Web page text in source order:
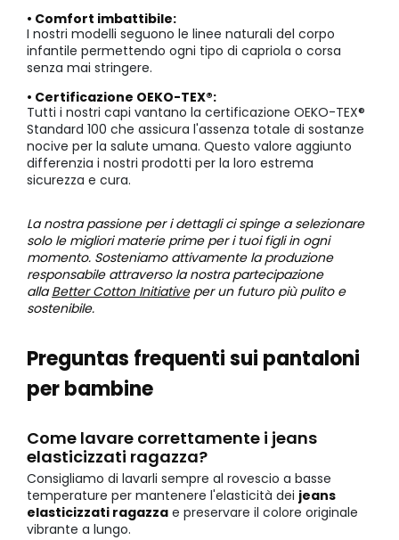
• Comfort imbattibile:
I nostri modelli seguono le linee naturali del corpo
infantile permettendo ogni tipo di capriola o corsa
senza mai stringere.
• Certificazione OEKO-TEX®:
Tutti i nostri capi vantano la certificazione OEKO-TEX®
Standard 100 che assicura l'assenza totale di sostanze
nocive per la salute umana. Questo valore aggiunto
differenzia i nostri prodotti per la loro estrema
sicurezza e cura.
La nostra passione per i dettagli ci spinge a selezionare
solo le migliori materie prime per i tuoi figli in ogni
momento. Sosteniamo attivamente la produzione
responsabile attraverso la nostra partecipazione
allaBetter Cotton Initiativeper un futuro più pulito e
sostenibile.
Preguntas frequenti sui pantaloni
per bambine
Come lavare correttamente i jeans
elasticizzati ragazza?
Consigliamo di lavarli sempre al rovescio a basse
temperature per mantenere l'elasticità dei jeans
elasticizzati ragazza e preservare il colore originale
vibrante a lungo.